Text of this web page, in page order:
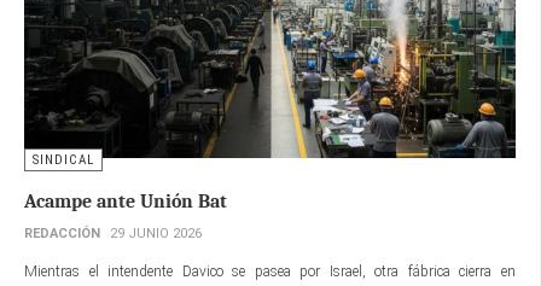
SINDICAL
Acampe ante Unión Bat
REDACCIÓN 29 JUNIO 2026
Mientras el intendente Davico se pasea por Israel, otra fábrica cierra en